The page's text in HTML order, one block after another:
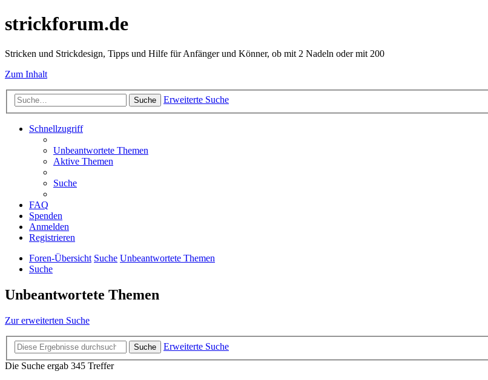
strickforum.de
Stricken und Strickdesign, Tipps und Hilfe für Anfänger und Könner, ob mit 2 Nadeln oder mit 200
Zum Inhalt
Suche Erweiterte Suche
Schnellzugriff
Unbeantwortete Themen
Aktive Themen
Suche
FAQ
Spenden
Anmelden
Registrieren
Foren-Übersicht Suche Unbeantwortete Themen
Suche
Unbeantwortete Themen
Zur erweiterten Suche
Suche
Erweiterte Suche
Die Suche ergab 345 Treffer